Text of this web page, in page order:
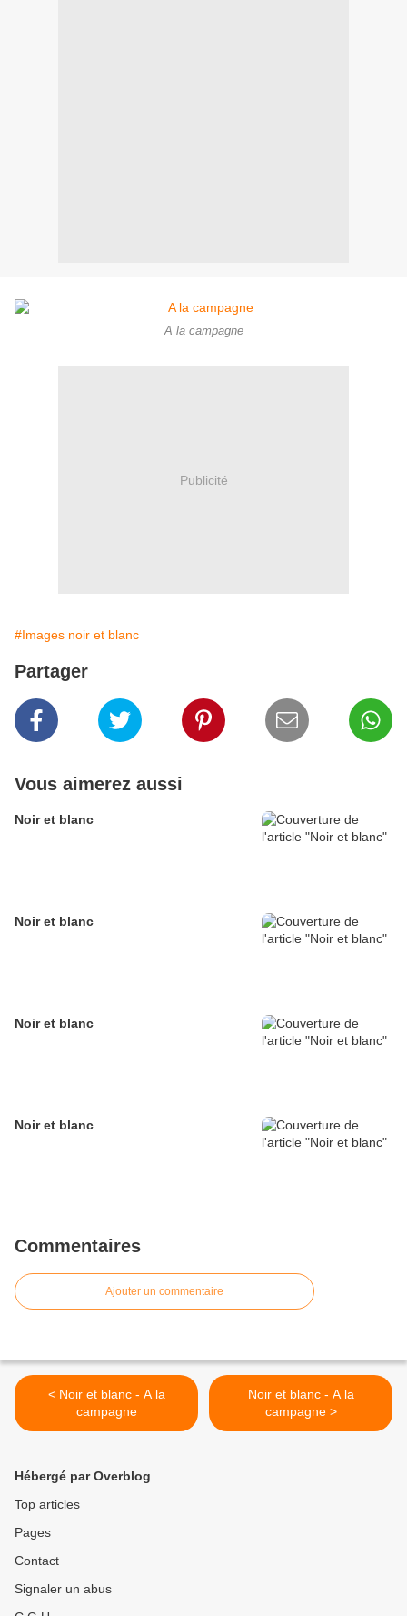
A la campagne
Publicité
#Images noir et blanc
Partager
Vous aimerez aussi
Noir et blanc
Noir et blanc
Noir et blanc
Noir et blanc
Commentaires
Ajouter un commentaire
< Noir et blanc - A la
campagne
Noir et blanc - A la
campagne >
Hébergé par Overblog
Top articles
Pages
Contact
Signaler un abus